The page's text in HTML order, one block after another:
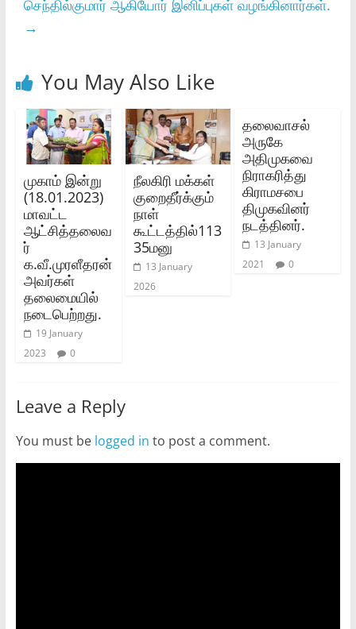
செந்தில்குமார் ஆகியோர் இனிப்புகள் வழங்கினார்கள்.
→
You May Also Like
முகாம் இன்று
(18.01.2023)
மாவட்ட
ஆட்சித்தலைவ
ர்
க.வீ.முரளீதரன்
அவர்கள்
தலைமையில்
நடைபெற்றது.
19 January
2023
0
நீலகிரி மக்கள்
குறைதீர்க்கும்
நாள்
கூட்டத்தில்113
35மனு
13 January
2026
தலைவாசல்
அருகே
அதிமுகவை
நிராகரித்து
கிராமசபை
திமுகவினர்
நடத்தினர்.
13 January
2021
0
Leave a Reply
You must be logged in to post a comment.